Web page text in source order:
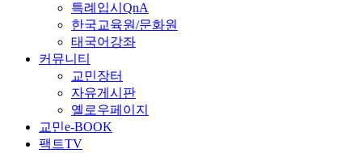
특례입시QnA
한국교육원/문화원
태국어강좌
커뮤니티
교민장터
자유게시판
옐로우페이지
교민e-BOOK
팩트TV